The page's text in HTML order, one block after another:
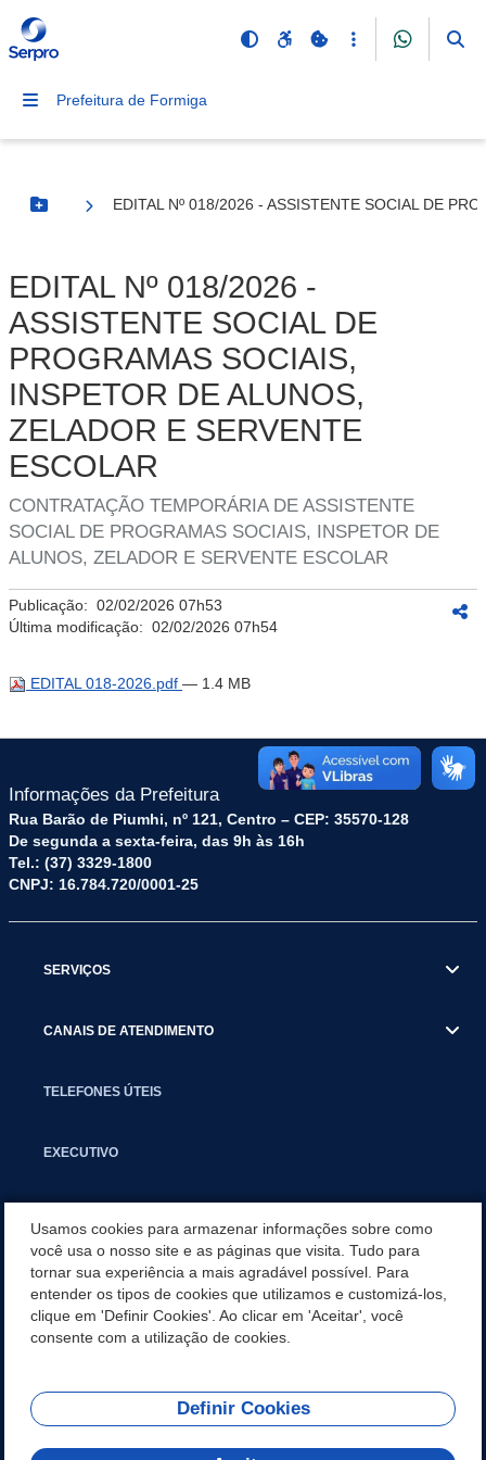
Prefeitura de Formiga
Botão Menu
EDITAL Nº 018/2026 - ASSISTENTE SOCIAL DE
EDITAL Nº 018/2026 -
ASSISTENTE SOCIAL DE
PROGRAMAS SOCIAIS,
INSPETOR DE ALUNOS,
ZELADOR E SERVENTE
ESCOLAR
CONTRATAÇÃO TEMPORÁRIA DE ASSISTENTE
SOCIAL DE PROGRAMAS SOCIAIS, INSPETOR DE
ALUNOS, ZELADOR E SERVENTE ESCOLAR
Publicação: 02/02/2026 07h53
Última modificação: 02/02/2026 07h54
EDITAL 018-2026.pdf — 1.4 MB
Informações da Prefeitura
Rua Barão de Piumhi, nº 121, Centro – CEP: 35570-128
De segunda a sexta-feira, das 9h às 16h
Tel.: (37) 3329-1800
CNPJ: 16.784.720/0001-25
SERVIÇOS
CANAIS DE ATENDIMENTO
TELEFONES ÚTEIS
EXECUTIVO
APLICATIVO
SECRETARIAS
REDES SOCIAIS
Usamos cookies para armazenar informações sobre como
você usa o nosso site e as páginas que visita. Tudo para
tornar sua experiência a mais agradável possível. Para
entender os tipos de cookies que utilizamos e customizá-los,
clique em 'Definir Cookies'. Ao clicar em 'Aceitar', você
consente com a utilização de cookies.
Definir Cookies